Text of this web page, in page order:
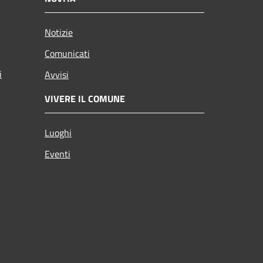
Notizie
Comunicati
Avvisi
VIVERE IL COMUNE
Luoghi
Eventi